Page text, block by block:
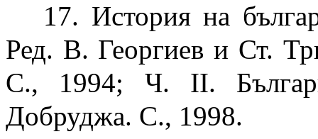
17. История на
Ред. В. Георгиев и Ст.
С., 1994; Ч. ІІ.
Добруджа. С., 1998.